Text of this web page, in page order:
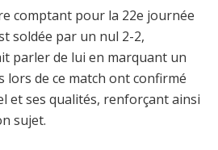
comptant pour la 22e journée
soldée par un nul 2-2,
parler de lui en marquant un
lors de ce match ont confirmé
et ses qualités, renforçant ainsi
sujet.